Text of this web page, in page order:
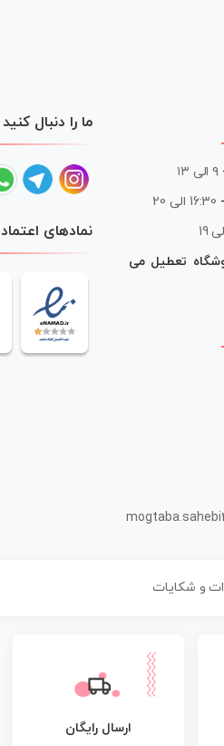
۹ الی ۱۳
16:30 الی 20
تعطیل می
ما را دنبال کنید
نمادهای اعتماد
و شکایات
ارسال رایگان